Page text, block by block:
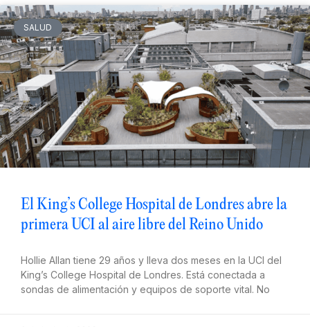
SALUD
El King’s College Hospital de Londres abre la
primera UCI al aire libre del Reino Unido
Hollie Allan tiene 29 años y lleva dos meses en la UCI del
King’s College Hospital de Londres. Está conectada a
sondas de alimentación y equipos de soporte vital. No